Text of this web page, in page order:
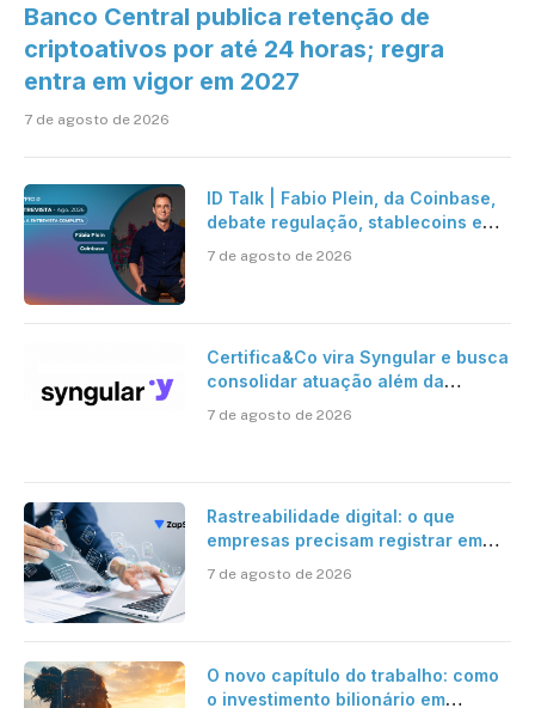
Banco Central publica retenção de
criptoativos por até 24 horas; regra
entra em vigor em 2027
7 de agosto de 2026
ID Talk | Fabio Plein, da Coinbase,
debate regulação, stablecoins e
7 de agosto de 2026
Certifica&Co vira Syngular e busca
consolidar atuação além da
7 de agosto de 2026
Rastreabilidade digital: o que
empresas precisam registrar em
7 de agosto de 2026
O novo capítulo do trabalho: como
o investimento bilionário em